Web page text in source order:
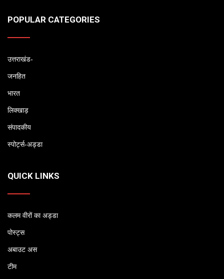
POPULAR CATEGORIES
उत्तराखंड-
जनहित
भारत
लिक्खाड़
संपादकीय
स्पोर्ट्स-अड्डा
QUICK LINKS
कलम वीरों का अड्डा
पोस्ट्स
अबाउट अस
टीम